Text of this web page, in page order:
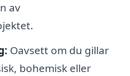
av
Oavsett om du gillar
bohemisk eller